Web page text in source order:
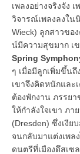
เพลงอย่างจริงจัง
วิจารณ์เพลงลงใน
Wieck) ลูกสาวขอ
น์มีความสุขมาก เ
Spring
ๆ เมื่อมีลูกเพิ่มขึ้น
เขาจึงคิดหนักและ
ต้องพักงาน ภรรย
ให้กำลังใจเขา ภา
(Dresden) ซึ่งเงีย
จนกลับมาแต่งเพล
ดนตรีที่เมืองดึสเซ